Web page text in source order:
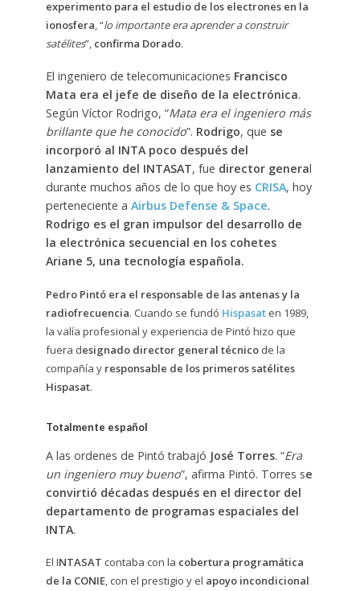
experimento para el estudio de los electrones en la
ionosfera, “lo importante era aprender a construir
satélites”, confirma Dorado.
El ingeniero de telecomunicaciones Francisco
Mata era el jefe de diseño de la electrónica.
Según Víctor Rodrigo, “Mata era el ingeniero más
brillante que he conocido”. Rodrigo, que se
incorporó al INTA poco después del
lanzamiento del INTASAT, fue director general
durante muchos años de lo que hoy es CRISA, hoy
perteneciente a Airbus Defense & Space.
Rodrigo es el gran impulsor del desarrollo de
la electrónica secuencial en los cohetes
Ariane 5, una tecnología española.
Pedro Pintó era el responsable de las antenas y la
radiofrecuencia. Cuando se fundó Hispasaten 1989,
la valía profesional y experiencia de Pintó hizo que
fuera designado director general técnicode la
compañía y responsable de los primeros satélites
Hispasat.
Totalmente español
A las ordenes de Pintó trabajó José Torres. “Era
un ingeniero muy bueno”, afirma Pintó. Torres se
convirtió décadas después en el director del
departamento de programas espaciales del
INTA.
El INTASAT contaba con la cobertura programática
de la CONIE, con el prestigio y el apoyo incondicional